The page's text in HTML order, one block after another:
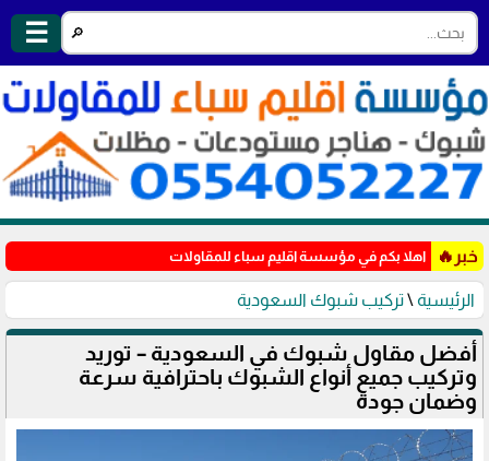
🔎
☰
خبر🔥 اهلا بكم في مؤسسة اقليم سباء للمقاولات
الرئيسية \تركيب شبوك السعودية
أفضل مقاول شبوك في السعودية – توريد
وتركيب جميع أنواع الشبوك باحترافية سرعة
وضمان جودة